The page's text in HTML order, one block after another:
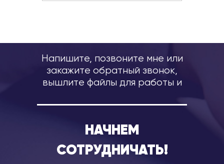
Напишите, позвоните мне или
закажите обратный звонок,
вышлите файлы для работы и
НАЧНЕМ
СОТРУДНИЧАТЬ!